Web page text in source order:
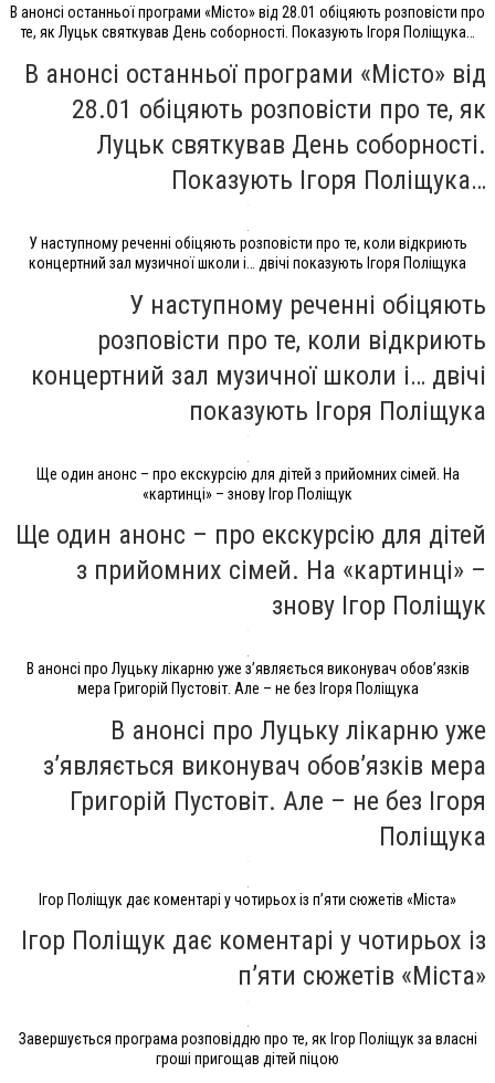
В анонсі останньої програми «Місто» від 28.01 обіцяють розповісти про
те, як Луцьк святкував День соборності. Показують Ігоря Поліщука…
В анонсі останньої програми «Місто» від
28.01 обіцяють розповісти про те, як
Луцьк святкував День соборності.
Показують Ігоря Поліщука…
У наступному реченні обіцяють розповісти про те, коли відкриють
концертний зал музичної школи і… двічі показують Ігоря Поліщука
У наступному реченні обіцяють
розповісти про те, коли відкриють
концертний зал музичної школи і… двічі
показують Ігоря Поліщука
Ще один анонс – про екскурсію для дітей з прийомних сімей. На
«картинці» – знову Ігор Поліщук
Ще один анонс – про екскурсію для дітей
з прийомних сімей. На «картинці» –
знову Ігор Поліщук
В анонсі про Луцьку лікарню уже з’являється виконувач обов’язків
мера Григорій Пустовіт. Але – не без Ігоря Поліщука
В анонсі про Луцьку лікарню уже
з’являється виконувач обов’язків мера
Григорій Пустовіт. Але – не без Ігоря
Поліщука
Ігор Поліщук дає коментарі у чотирьох із п’яти сюжетів «Міста»
Ігор Поліщук дає коментарі у чотирьох із
п’яти сюжетів «Міста»
Завершується програма розповіддю про те, як Ігор Поліщук за власні
гроші пригощав дітей піцою